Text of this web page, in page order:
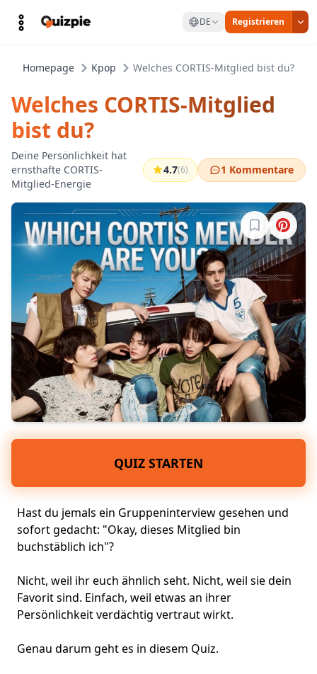
DE Registrieren
Homepage Kpop Welches CORTIS-Mitglied bist du?
Welches CORTIS-Mitglied
bist du?
Deine Persönlichkeit hat
ernsthafte CORTIS-
Mitglied-Energie
4.7(6) 1 Kommentare
Melde dich
QUIZ STARTEN
Hast du jemals ein Gruppeninterview gesehen und
sofort gedacht: "Okay, dieses Mitglied bin
buchstäblich ich"?
Nicht, weil ihr euch ähnlich seht. Nicht, weil sie dein
Favorit sind. Einfach, weil etwas an ihrer
Persönlichkeitverdächtig vertraut wirkt.
Genau darum geht es in diesem Quiz.